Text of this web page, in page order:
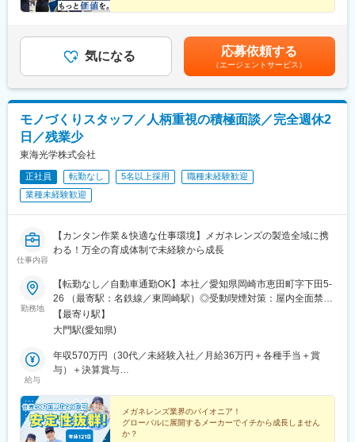
気になる 応募依頼する
（エージェントサービス）
モノづくりスタッフ／人柄重視の積極面談／完全週休2
日／残業少
東海光学株式会社
正社員 転勤なし 5名以上採用
職種未経験歓迎
業種未経験歓迎
仕事内容
【カンタン作業＆快適な仕事環境】メガネレンズの製造全域に携
わる！万全の育成体制で未経験から成長
勤務地
【転勤なし／自動車通勤OK】本社／愛知県岡崎市恵田町字下田5-
26 （最寄駅：名鉄線／東岡崎駅）◎受動喫煙対策：屋内全面禁煙
（屋外喫煙所あり）◎自動車通勤OK（無料駐車場完備）◎転勤な
し：腰を据えて、お仕事できます
【最寄り駅】
大門駅(愛知県)
給与
年収570万円（30代／未経験入社／月給36万円＋各種手当＋賞
与）＋決算賞与
与）＋決算賞与
メガネレンズ業界のパイオニア！
グローバルに展開するメーカーでイチから成長しません
か？